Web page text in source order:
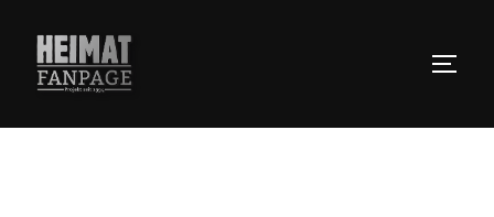
Inhalt
springen